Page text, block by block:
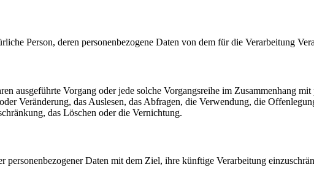
Person, deren personenbezogene Daten von dem für die Verarbeitung
ausgeführte Vorgang oder jede solche Vorgangsreihe im Zusammenhang
Veränderung, das Auslesen, das Abfragen, die Verwendung, die
das Löschen oder die Vernichtung.
Daten mit dem Ziel, ihre künftige Verarbeitung